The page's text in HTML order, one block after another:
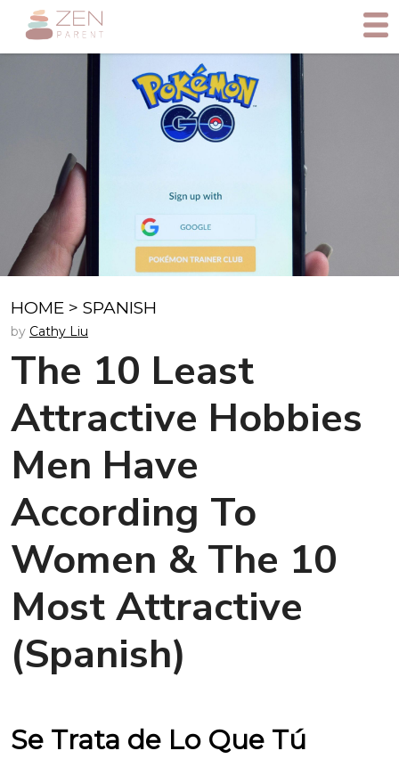
HOME > SPANISH
by Cathy Liu
The 10 Least
Attractive Hobbies
Men Have
According To
Women & The 10
Most Attractive
(Spanish)
Se Trata de Lo Que Tú